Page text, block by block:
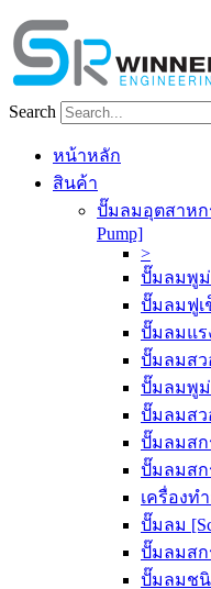
Skip
to
content
Search
หน้าหลัก
สินค้า
ปั๊มลมอุตสาหก
Pump]
>
ปั๊มลมพูม่
ปั๊มลมฟูเ
ปั๊มลมแร
ปั๊มลมสว
ปั๊มลมพูม่
ปั๊มลมสว
ปั๊มลมสก
ปั๊มลมสก
เครื่องท
ปั๊มลม
ปั๊มลมสก
ปั๊มลมชนิ